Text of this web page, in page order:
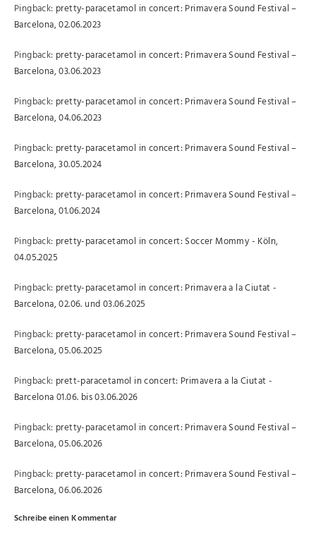
Pingback: pretty-paracetamol in concert: Primavera Sound Festival –
Barcelona, 02.06.2023
Pingback: pretty-paracetamol in concert: Primavera Sound Festival –
Barcelona, 03.06.2023
Pingback: pretty-paracetamol in concert: Primavera Sound Festival –
Barcelona, 04.06.2023
Pingback: pretty-paracetamol in concert: Primavera Sound Festival –
Barcelona, 30.05.2024
Pingback: pretty-paracetamol in concert: Primavera Sound Festival –
Barcelona, 01.06.2024
Pingback: pretty-paracetamol in concert: Soccer Mommy - Köln,
04.05.2025
Pingback: pretty-paracetamol in concert: Primavera a la Ciutat -
Barcelona, 02.06. und 03.06.2025
Pingback: pretty-paracetamol in concert: Primavera Sound Festival –
Barcelona, 05.06.2025
Pingback: prett-paracetamol in concert: Primavera a la Ciutat -
Barcelona 01.06. bis 03.06.2026
Pingback: pretty-paracetamol in concert: Primavera Sound Festival –
Barcelona, 05.06.2026
Pingback: pretty-paracetamol in concert: Primavera Sound Festival –
Barcelona, 06.06.2026
Schreibe einen Kommentar